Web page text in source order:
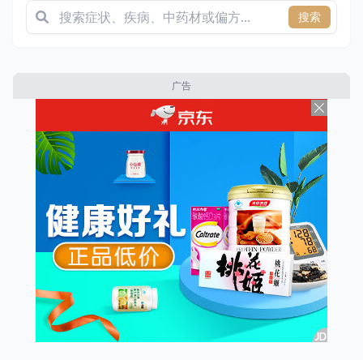
搜索
广告